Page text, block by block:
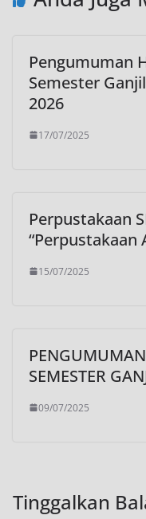
Pengumuman
Semester
2026
17/07/2025
Perpustakaan
“Perpustakaan
15/07/2025
SEMESTER
09/07/2025
Tinggalkan